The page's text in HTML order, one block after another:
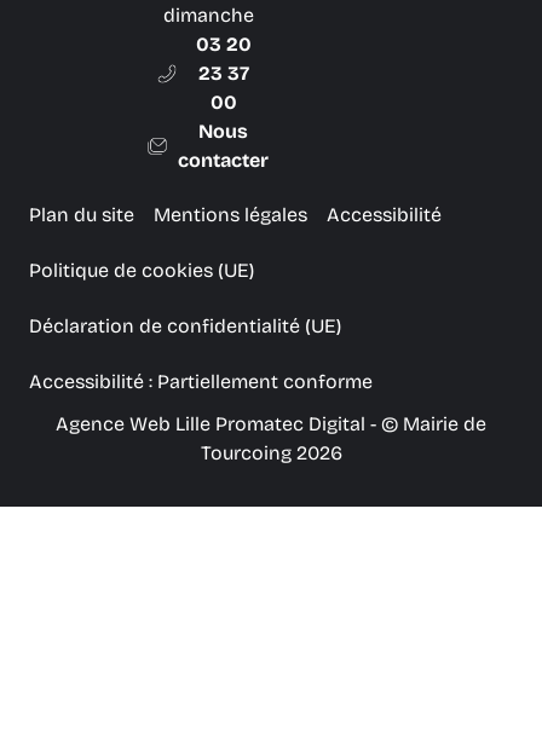
dimanche
03 20
23 37
00
Nous
contacter
Plan du site Mentions légales Accessibilité
Politique de cookies (UE)
Déclaration de confidentialité (UE)
Accessibilité : Partiellement conforme
Agence Web Lille Promatec Digital - © Mairie de
Tourcoing 2026